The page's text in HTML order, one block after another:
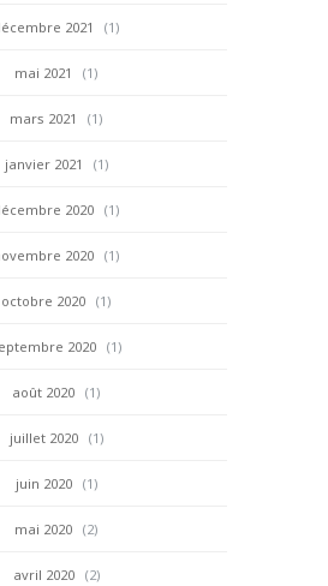
2021 (1)
mai 2021 (1)
mars 2021 (1)
janvier 2021 (1)
2020 (1)
2020 (1)
octobre 2020 (1)
2020 (1)
août 2020 (1)
juillet 2020 (1)
juin 2020 (1)
mai 2020 (2)
avril 2020 (2)